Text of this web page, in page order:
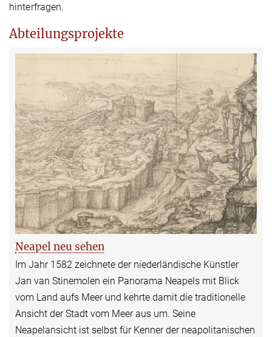
hinterfragen.
Abteilungsprojekte
Neapel neu sehen
Im Jahr 1582 zeichnete der niederländische Künstler
Jan van Stinemolen ein Panorama Neapels mit Blick
vom Land aufs Meer und kehrte damit die traditionelle
Ansicht der Stadt vom Meer aus um. Seine
Neapelansicht ist selbst für Kenner der neapolitanischen